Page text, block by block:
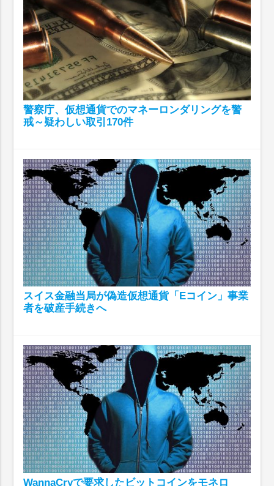
警察庁、仮想通貨でのマネーロンダリングを警
戒～疑わしい取引170件
スイス金融当局が偽造仮想通貨「Eコイン」事業
者を破産手続きへ
WannaCryで要求したビットコインをモネロ